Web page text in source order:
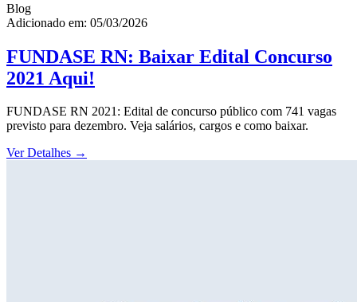
Blog
Adicionado em: 05/03/2026
FUNDASE RN: Baixar Edital Concurso
2021 Aqui!
FUNDASE RN 2021: Edital de concurso público com 741 vagas
previsto para dezembro. Veja salários, cargos e como baixar.
Ver Detalhes →